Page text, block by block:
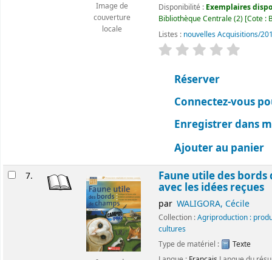
Image de
couverture
locale
Disponibilité : Exemplaires
Bibliothèque Centrale(2) Cote :
Listes : nouvelles Acquisitions/
évaluation
Réserver
Connectez-vous
Enregistrer dans
Ajouter au panier
7. Faune utile des
avec les idées reçues
par WALIGORA, Cécile
Collection :Agriproduction :
cultures
Type de matériel :
Texte